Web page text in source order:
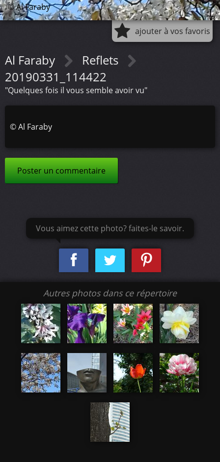
© Al Faraby
ajouter à vos favoris
Al Faraby
Reflets
20190331_114422
"Quelques fois il vous semble avoir vu"
©Al Faraby
Poster un commentaire
Vous aimez cette photo? faites-le savoir.
Autres photos dans ce répertoire